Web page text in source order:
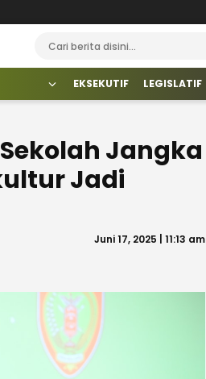
EKSEKUTIF LEGISLATIF
Jangka
Jadi
Juni 17, 2025 | 11:13 am